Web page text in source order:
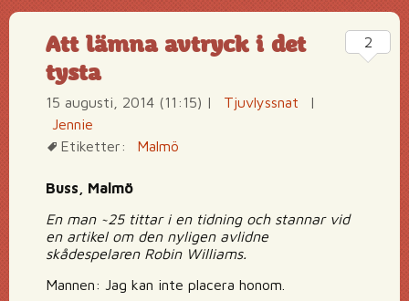
Att lämna avtryck i det
tysta
15 augusti, 2014 (11:15) | Tjuvlyssnat
|
Jennie
Etiketter:
Malmö
Buss, Malmö
En man ~25 tittar i en tidning och stannar vid
en artikel om den nyligen avlidne
skådespelaren Robin Williams.
Mannen: Jag kan inte placera honom.
2